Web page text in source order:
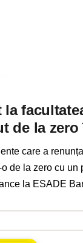
la
de la zero
care a
de la zero cu un
la ESADE